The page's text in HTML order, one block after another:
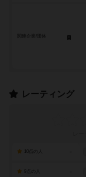
レーティング
-
-